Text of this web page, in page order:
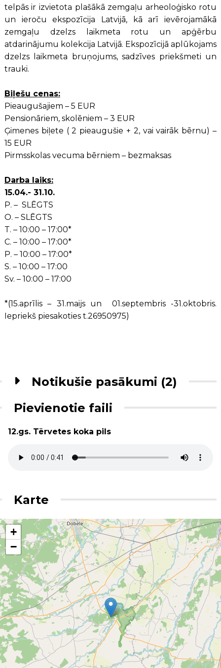
telpās ir izvietota plašākā zemgaļu arheoloģisko rotu
un ieroču ekspozīcija Latvijā, kā arī ievērojamākā
zemgaļu dzelzs laikmeta rotu un apģērbu
atdarinājumu kolekcija Latvijā. Ekspozīcijā aplūkojams
dzelzs laikmeta bruņojums, sadzīves priekšmeti un
trauki.
Biļešu cenas:
Pieaugušajiem – 5 EUR
Pensionāriem, skolēniem – 3 EUR
Ģimenes biļete ( 2 pieaugušie + 2, vai vairāk bērnu) –
15 EUR
Pirmsskolas vecuma bērniem – bezmaksas
Darba laiks:
15.04.- 31.10.
P. – SLĒGTS
O. – SLĒGTS
T. – 10:00 – 17:00*
C. – 10:00 – 17:00*
P. – 10:00 – 17:00*
S. – 10:00 – 17:00
Sv. – 10:00 – 17:00
*(15.aprīlis – 31.maijs un 01.septembris -31.oktobris.
Iepriekš piesakoties t.26950975)
Notikušie pasākumi (2)
Pievienotie faili
12.gs. Tērvetes koka pils
Karte
+
−